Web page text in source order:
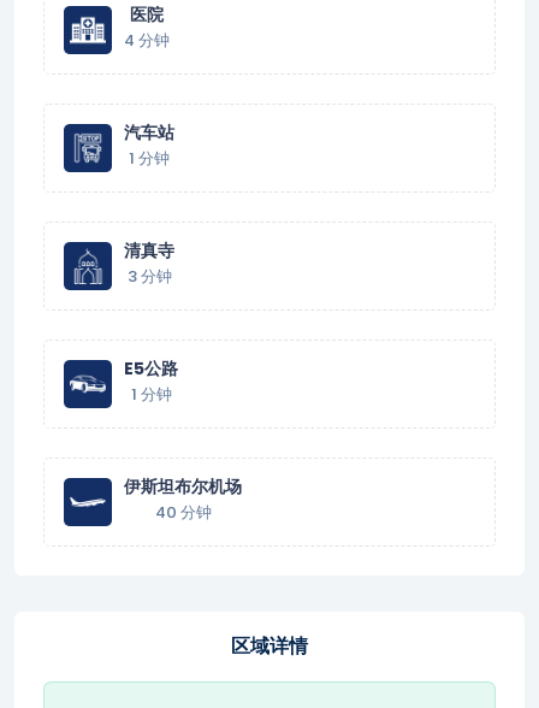
医院
4 分钟
汽车站
1 分钟
清真寺
3 分钟
E5公路
1 分钟
伊斯坦布尔机场
40 分钟
区域详情